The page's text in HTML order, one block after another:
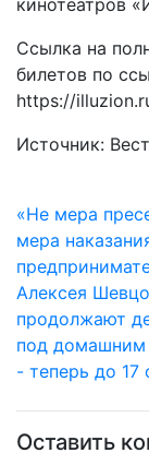
кинотеатров
Ссылка на
билетов по
https://
Источник:
«Не мера
мера
Алексея
продолжают
под домашним
- теперь до 17
Оставить